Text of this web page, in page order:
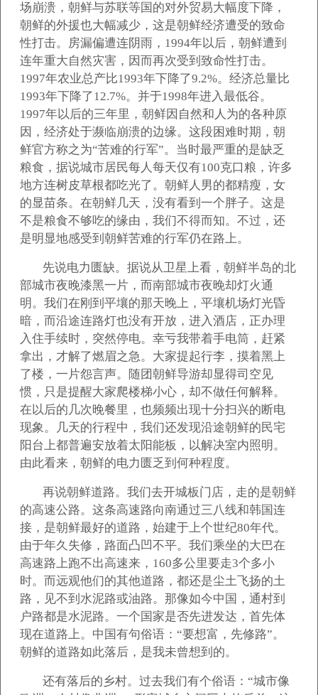
场崩溃，朝鲜与苏联等国的对外贸易大幅度下降，
朝鲜的外援也大幅减少，这是朝鲜经济遭受的致命
性打击。房漏偏遭连阴雨，1994年以后，朝鲜遭到
连年重大自然灾害，因而再次受到致命性打击。
1997年农业总产比1993年下降了9.2%。经济总量比
1993年下降了12.7%。并于1998年进入最低谷。
1997年以后的三年里，朝鲜因自然和人为的各种原
因，经济处于濒临崩溃的边缘。这段困难时期，朝
鲜官方称之为“苦难的行军”。当时最严重的是缺乏
粮食，据说城市居民每人每天仅有100克口粮，许多
地方连树皮草根都吃光了。朝鲜人男的都精瘦，女
的显苗条。在朝鲜几天，没有看到一个胖子。这是
不是粮食不够吃的缘由，我们不得而知。不过，还
是明显地感受到朝鲜苦难的行军仍在路上。
先说电力匮缺。据说从卫星上看，朝鲜半岛的北
部城市夜晚漆黑一片，而南部城市夜晚却灯火通
明。我们在刚到平壤的那天晚上，平壤机场灯光昏
暗，而沿途连路灯也没有开放，进入酒店，正办理
入住手续时，突然停电。幸亏我带着手电筒，赶紧
拿出，才解了燃眉之急。大家提起行李，摸着黑上
了楼，一片怨言声。随团朝鲜导游却显得司空见
惯，只是提醒大家爬楼梯小心，却不做任何解释。
在以后的几次晚餐里，也频频出现十分扫兴的断电
现象。几天的行程中，我们还发现沿途朝鲜的民宅
阳台上都普遍安放着太阳能板，以解决室内照明。
由此看来，朝鲜的电力匮乏到何种程度。
再说朝鲜道路。我们去开城板门店，走的是朝鲜
的高速公路。这条高速路向南通过三八线和韩国连
接，是朝鲜最好的道路，始建于上个世纪80年代。
由于年久失修，路面凸凹不平。我们乘坐的大巴在
高速路上跑不出高速来，160多公里要走3个多小
时。而远观他们的其他道路，都还是尘土飞扬的土
路，见不到水泥路或油路。那像如今中国，通村到
户路都是水泥路。一个国家是否先进发达，首先体
现在道路上。中国有句俗语：“要想富，先修路”。
朝鲜的道路如此落后，是我未曾想到的。
还有落后的乡村。过去我们有个俗语：“城市像